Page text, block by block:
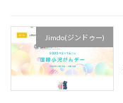
Jimdo(ジンドゥー)